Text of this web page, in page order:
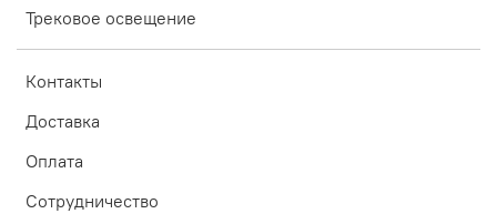
Трековое освещение
Контакты
Доставка
Оплата
Сотрудничество